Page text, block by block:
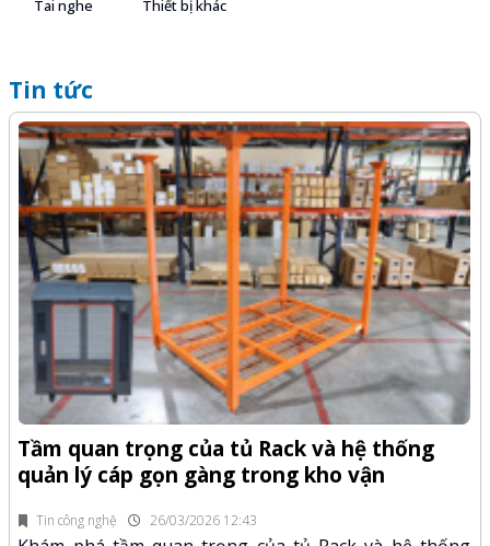
Tai nghe Thiết bị khác
Tin tức
Tin công nghệ 26/03/2026 12:43
Tầm quan trọng của tủ Rack và hệ thống
quản lý cáp gọn gàng trong kho vận